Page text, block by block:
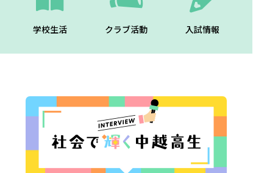
学校生活 クラブ活動 入試情報